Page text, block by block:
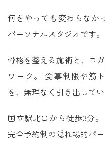
何をやっても変わらな
パーソナルスタジオです。
骨格を整える施術と、ヨ
ワーク。 食事制限や筋
を、無理なく引き出してい
国立駅北口から徒歩3分
完全予約制の隠れ場的パ